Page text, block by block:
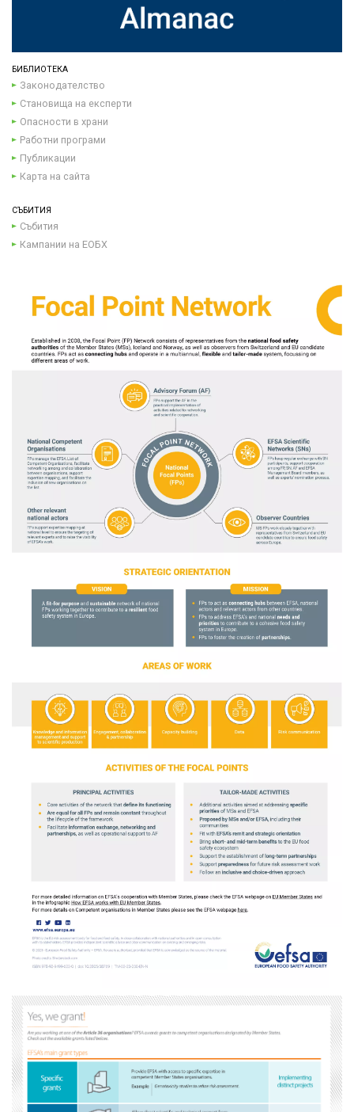
БИБЛИОТЕКА
Законодателство
Становища на експерти
Опасности в храни
Работни програми
Публикации
Карта на сайта
СЪБИТИЯ
Събития
Кампании на ЕОБХ